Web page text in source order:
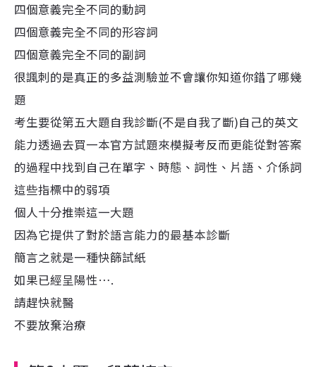
四個意義完全不同的動詞
四個意義完全不同的形容詞
四個意義完全不同的副詞
很諷刺的是真正的多益測驗並不會讓你知道你錯了哪幾
題
考生要從第五大題自我診斷(不是自我了斷)自己的英文
能力透過去買一本官方試題來模擬考反而更能從對答案
的過程中找到自己在單字、時態、詞性、片語、介係詞
這些指標中的弱項
個人十分推崇這一大題
因為它提供了對於語言能力的最基本診斷
簡言之就是一種快篩試紙
如果已經呈陽性….
請趕快就醫
不要放棄治療